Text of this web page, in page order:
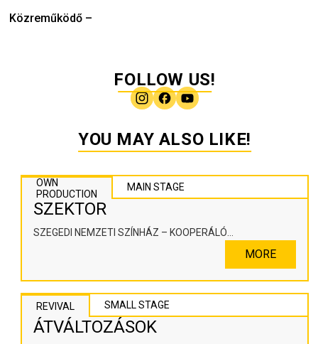
Közreműködő –
FOLLOW US!
YOU MAY ALSO LIKE!
OWN
PRODUCTION
MAIN STAGE
SZEKTOR
SZEGEDI NEMZETI SZÍNHÁZ – KOOPERÁLÓ
MORE
REVIVAL SMALL STAGE
ÁTVÁLTOZÁSOK